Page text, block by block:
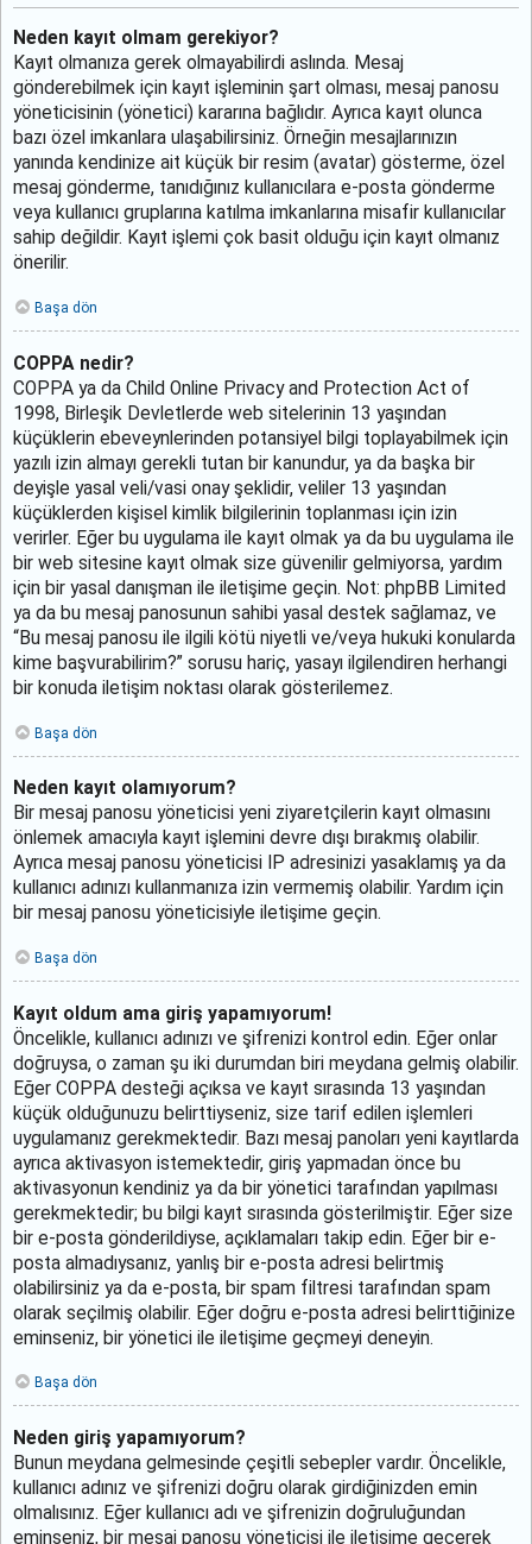
Neden kayıt olmam gerekiyor?
Kayıt olmanıza gerek olmayabilirdi aslında. Mesaj
gönderebilmek için kayıt işleminin şart olması, mesaj panosu
yöneticisinin (yönetici) kararına bağlıdır. Ayrıca kayıt olunca
bazı özel imkanlara ulaşabilirsiniz. Örneğin mesajlarınızın
yanında kendinize ait küçük bir resim (avatar) gösterme, özel
mesaj gönderme, tanıdığınız kullanıcılara e-posta gönderme
veya kullanıcı gruplarına katılma imkanlarına misafir kullanıcılar
sahip değildir. Kayıt işlemi çok basit olduğu için kayıt olmanız
önerilir.
Başa dön
COPPA nedir?
COPPA ya da Child Online Privacy and Protection Act of
1998, Birleşik Devletlerde web sitelerinin 13 yaşından
küçüklerin ebeveynlerinden potansiyel bilgi toplayabilmek için
yazılı izin almayı gerekli tutan bir kanundur, ya da başka bir
deyişle yasal veli/vasi onay şeklidir, veliler 13 yaşından
küçüklerden kişisel kimlik bilgilerinin toplanması için izin
verirler. Eğer bu uygulama ile kayıt olmak ya da bu uygulama ile
bir web sitesine kayıt olmak size güvenilir gelmiyorsa, yardım
için bir yasal danışman ile iletişime geçin. Not: phpBB Limited
ya da bu mesaj panosunun sahibi yasal destek sağlamaz, ve
“Bu mesaj panosu ile ilgili kötü niyetli ve/veya hukuki konularda
kime başvurabilirim?” sorusu hariç, yasayı ilgilendiren herhangi
bir konuda iletişim noktası olarak gösterilemez.
Başa dön
Neden kayıt olamıyorum?
Bir mesaj panosu yöneticisi yeni ziyaretçilerin kayıt olmasını
önlemek amacıyla kayıt işlemini devre dışı bırakmış olabilir.
Ayrıca mesaj panosu yöneticisi IP adresinizi yasaklamış ya da
kullanıcı adınızı kullanmanıza izin vermemiş olabilir. Yardım için
bir mesaj panosu yöneticisiyle iletişime geçin.
Başa dön
Kayıt oldum ama giriş yapamıyorum!
Öncelikle, kullanıcı adınızı ve şifrenizi kontrol edin. Eğer onlar
doğruysa, o zaman şu iki durumdan biri meydana gelmiş olabilir.
Eğer COPPA desteği açıksa ve kayıt sırasında 13 yaşından
küçük olduğunuzu belirttiyseniz, size tarif edilen işlemleri
uygulamanız gerekmektedir. Bazı mesaj panoları yeni kayıtlarda
ayrıca aktivasyon istemektedir, giriş yapmadan önce bu
aktivasyonun kendiniz ya da bir yönetici tarafından yapılması
gerekmektedir; bu bilgi kayıt sırasında gösterilmiştir. Eğer size
bir e-posta gönderildiyse, açıklamaları takip edin. Eğer bir e-
posta almadıysanız, yanlış bir e-posta adresi belirtmiş
olabilirsiniz ya da e-posta, bir spam filtresi tarafından spam
olarak seçilmiş olabilir. Eğer doğru e-posta adresi belirttiğinize
eminseniz, bir yönetici ile iletişime geçmeyi deneyin.
Başa dön
Neden giriş yapamıyorum?
Bunun meydana gelmesinde çeşitli sebepler vardır. Öncelikle,
kullanıcı adınız ve şifrenizi doğru olarak girdiğinizden emin
olmalısınız. Eğer kullanıcı adı ve şifrenizin doğruluğundan
eminseniz, bir mesaj panosu yöneticisi ile iletişime geçerek